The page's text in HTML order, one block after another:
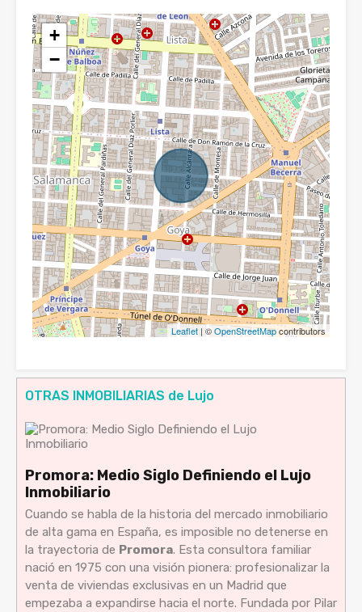
+
−
Leaflet | ©OpenStreetMapcontributors
OTRAS INMOBILIARIAS de Lujo
Promora: Medio Siglo Definiendo el Lujo
Inmobiliario
Cuando se habla de la historia del mercado inmobiliario
de alta gama en España, es imposible no detenerse en
la trayectoria de Promora. Esta consultora familiar
nació en 1975 con una visión pionera: profesionalizar la
venta de viviendas exclusivas en un Madrid que
empezaba a expandirse hacia el norte. Fundada por Pilar